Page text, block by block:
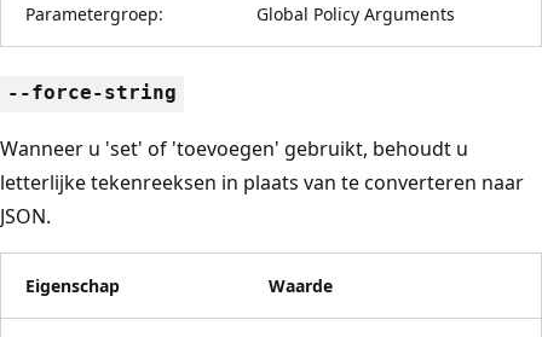
Parametergroep: Global Policy Arguments
--force-string
Wanneer u 'set' of 'toevoegen' gebruikt, behoudt u
letterlijke tekenreeksen in plaats van te converteren naar
JSON.
Eigenschap Waarde